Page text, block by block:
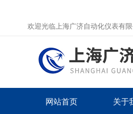
欢迎光临上海广济自动化仪表有限
网站首页 关于